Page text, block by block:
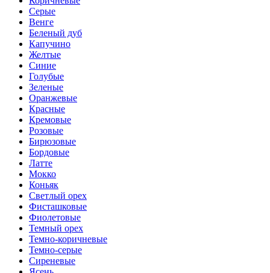
Серые
Венге
Беленый дуб
Капучино
Желтые
Синие
Голубые
Зеленые
Оранжевые
Красные
Кремовые
Розовые
Бирюзовые
Бордовые
Латте
Мокко
Коньяк
Светлый орех
Фисташковые
Фиолетовые
Темный орех
Темно-коричневые
Темно-серые
Сиреневые